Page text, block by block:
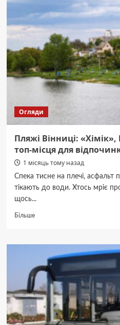
вдома:
коли
уже
не
вистачає
і
що
робити
Огляди
Пляжі Вінниці:
топ-місця для
1 місяць тому назад
Спека тисне на плечі, асфальт
тікають до води. Хтось мріє
щось...
БільшеДокладніше
Вінниці:
Вишенське
озеро
та
топ-
місця
для
відпочинку